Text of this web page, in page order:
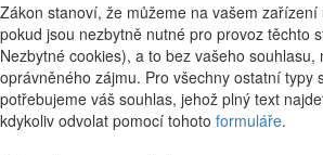
Zákon stanoví, že můžeme na vašem
pokud jsou nezbytně nutné pro provoz těchto
Nezbytné cookies), a to bez vašeho souhlasu,
oprávněného zájmu. Pro všechny ostatní typy
potřebujeme váš souhlas, jehož plný text
kdykoliv odvolat pomocí tohoto formuláře.